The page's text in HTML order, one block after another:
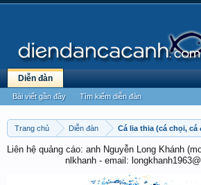
Trang chủ Diễn đàn Cá lia thia (cá chọi, cá
Liên hệ quảng cáo: anh Nguyễn Long Khánh
nlkhanh - email:
Diễn đàn
Bài viết gần đây Tìm kiếm diễn đàn